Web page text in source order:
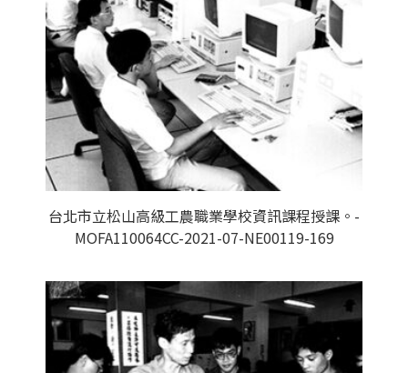
台北市立松山高級工農職業學校資訊課程授課。-
MOFA110064CC-2021-07-NE00119-169